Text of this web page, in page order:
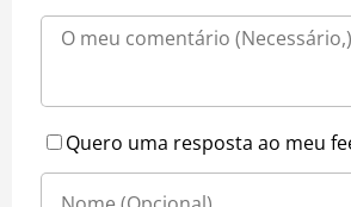
Quero uma resposta ao meu